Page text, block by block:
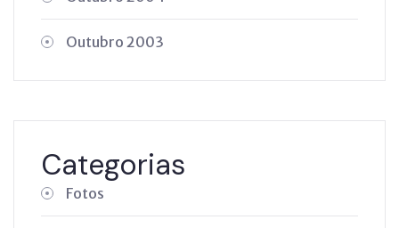
Outubro 2003
Categorias
Fotos